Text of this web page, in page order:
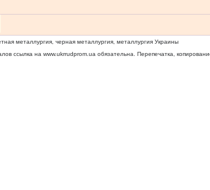
металлургия, черная металлургия, металлургия Украины
ссылка на www.ukrrudprom.ua обязательна. Перепечатка,